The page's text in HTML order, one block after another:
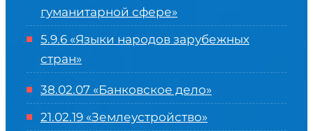
гуманитарной сфере»
5.9.6 «Языки народов зарубежных
стран»
38.02.07 «Банковское дело»
21.02.19 «Землеустройство»